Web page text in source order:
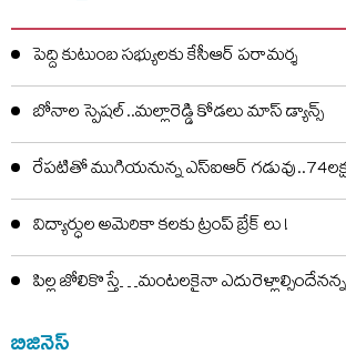
పెద్ది కుటుంబ సభ్యులకు కేసీఆర్ పరామర్శ
బోనాల స్పెషల్..మల్లారెడ్డి కోడలు మాస్ డ్యాన్స్
రేపటితో ముగియనున్న ఎస్‌ఐఆర్
విద్యార్ధుల అమెరికా కలకు ట్రంప్ బ్రేక్ లు !
పిల్ల జోలికొస్తే…మంటలకైనా ఎదురెళ్లాల్సిందేనన్న
బిజినెస్